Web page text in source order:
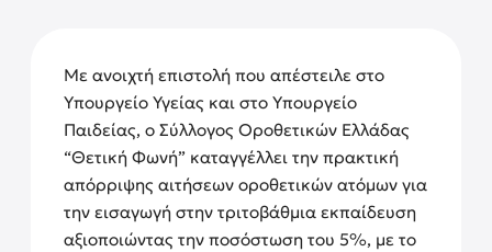
Με ανοιχτή επιστολή που απέστειλε στο
Υπουργείο Υγείας και στο Υπουργείο
Παιδείας, ο Σύλλογος Οροθετικών Ελλάδας
“Θετική Φωνή” καταγγέλλει την πρακτική
απόρριψης αιτήσεων οροθετικών ατόμων για
την εισαγωγή στην τριτοβάθμια εκπαίδευση
αξιοποιώντας την ποσόστωση του 5%, με το